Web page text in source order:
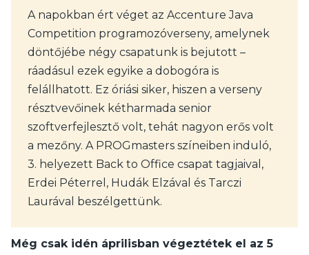
A napokban ért véget az Accenture Java
Competition programozóverseny, amelynek
döntőjébe négy csapatunk is bejutott –
ráadásul ezek egyike a dobogóra is
felállhatott. Ez óriási siker, hiszen a verseny
résztvevőinek kétharmada senior
szoftverfejlesztő volt, tehát nagyon erős volt
a mezőny. A PROGmasters színeiben induló,
3. helyezett Back to Office csapat tagjaival,
Erdei Péterrel, Hudák Elzával és Tarczi
Laurával beszélgettünk.
Még csak idén áprilisban végeztétek el az 5